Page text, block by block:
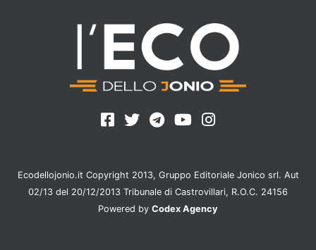
Ecodellojonio.it Copyright 2013, Gruppo Editoriale Jonico srl. Aut
02/13 del 20/12/2013 Tribunale di Castrovillari, R.O.C. 24156
Powered by Codex Agency